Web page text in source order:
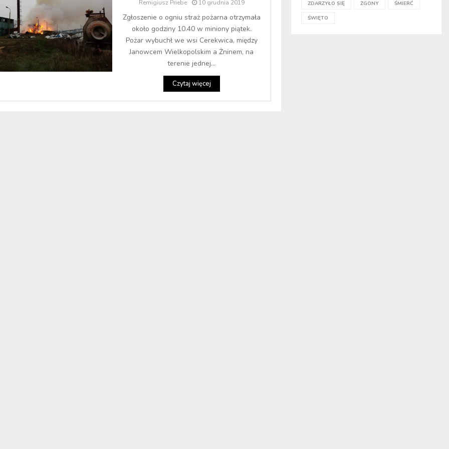
Remigiusz Priebe 10 grudnia 2019
Zgłoszenie o ogniu straż pożarna otrzymała
około godziny 10.40 w miniony piątek.
Pożar wybuchł we wsi Cerekwica, między
Janowcem Wielkopolskim a Żninem, na
terenie jednej...
Czytaj więcej
ZDARZYŁO SIĘ ZGONY ŚMIERĆ
ŚWIĘTO